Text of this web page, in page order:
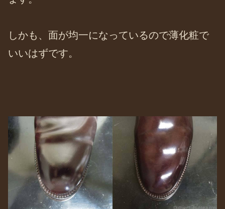
しかも、面が均一になっているので薄化粧で
いいはずです。